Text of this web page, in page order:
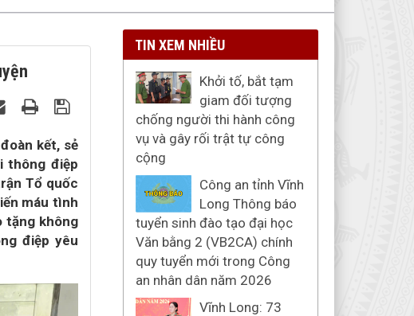
kết, sẻ
thông điệp
Tổ quốc
máu tình
tặng không
điệp yêu
TIN XEM NHIỀU
Khởi tố, bắt tạm
giam đối tượng
chống người thi hành công
vụ và gây rối trật tự công
cộng
Công an tỉnh Vĩnh
Long Thông báo
tuyển sinh đào tạo đại học
Văn bằng 2 (VB2CA) chính
quy tuyển mới trong Công
an nhân dân năm 2026
Vĩnh Long: 73